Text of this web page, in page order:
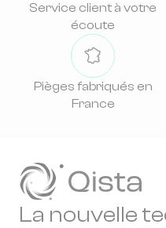
Service client à votre
écoute
Pièges fabriqués en
France
La nouvelle